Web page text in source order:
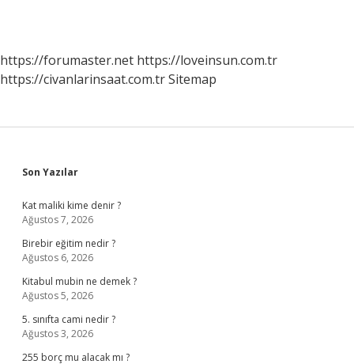
https://forumaster.net https://loveinsun.com.tr
https://civanlarinsaat.com.trSitemap
Sidebar
Son Yazılar
Kat maliki kime denir ?
Ağustos 7, 2026
Birebir eğitim nedir ?
Ağustos 6, 2026
Kitabul mubin ne demek ?
Ağustos 5, 2026
5. sınıfta cami nedir ?
Ağustos 3, 2026
255 borç mu alacak mı ?